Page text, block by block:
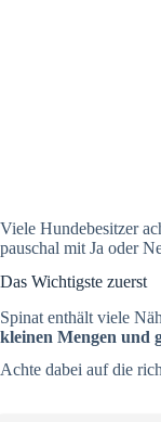
Viele Hundebesitzer
pauschal mit Ja oder
Das Wichtigste zuerst
Spinat enthält viele
kleinen Mengen und
Achte dabei auf die